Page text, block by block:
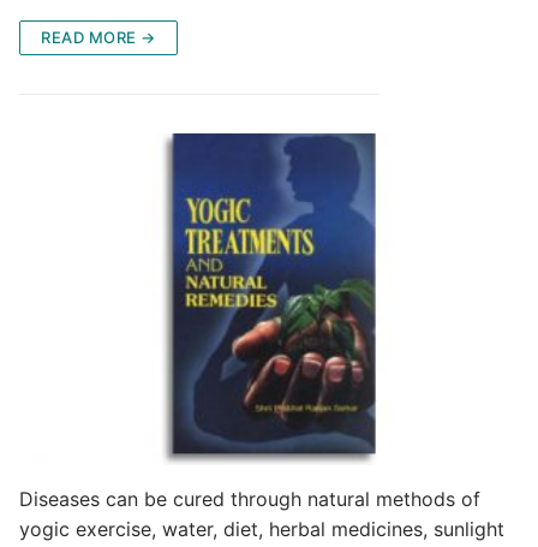
READ MORE →
Diseases can be cured through natural methods of
yogic exercise, water, diet, herbal medicines, sunlight